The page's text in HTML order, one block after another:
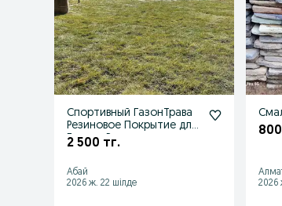
Спортивный ГазонТрава
Резиновое Покрытие для
Газона Растительность
2 500 тг.
Абай
2026 ж. 22 шілде
2026